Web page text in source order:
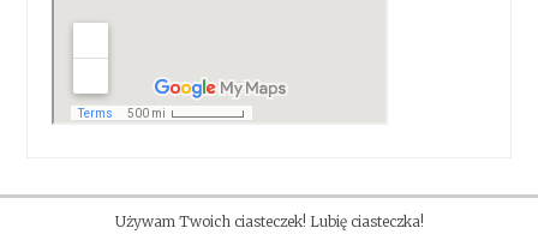
Używam Twoich ciasteczek! Lubię ciasteczka!